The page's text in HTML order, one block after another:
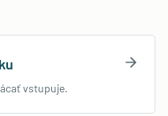
vstupuje.